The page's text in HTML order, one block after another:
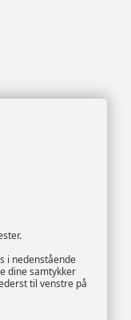
i nedenstående
dine samtykker
til venstre på